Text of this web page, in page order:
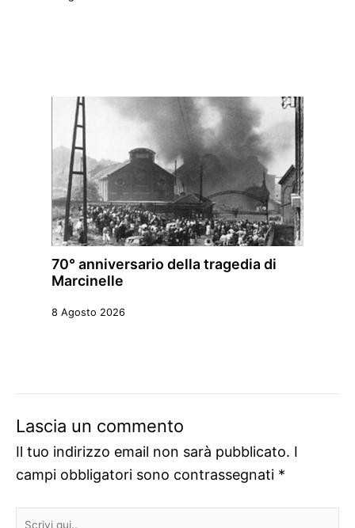
70° anniversario della tragedia di
Marcinelle
8 Agosto 2026
Lascia un commento
Il tuo indirizzo email non sarà pubblicato. I
campi obbligatori sono contrassegnati *
Scrivi